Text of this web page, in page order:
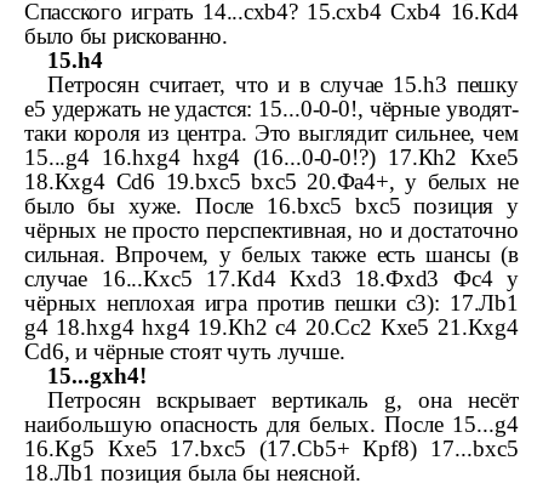
Спасского играть 14...cxb4? 15.cxb4Сxb4 16.Кd4
было бы рискованно.
15.h4
Петросян считает, что и в случае 15.h3 пешку
e5 удержать не удастся: 15...0-­0-­0!, чёрные уводят-
таки короля из центра. Это выглядит сильнее, чем
15...g4 16.hxg4 hxg4 (16...0-­0-­0!?) 17.Кh2 Кxe5
18.Кxg4 Сd6 19.bxc5bxc5 20.Фa4+, у белых не
было бы хуже. После 16.bxc5 bxc5 позиция у
чёрных не просто перспективная, но и достаточно
сильная. Впрочем, у белых также есть шансы (в
случае 16...Кxc5 17.Кd4Кxd3 18.Фxd3 Фc4 у
чёрных неплохая игра против пешки c3): 17.Лb1
g4 18.hxg4hxg4 19.Кh2c4 20.Сc2 Кxe5 21.Кxg4
Сd6, и чёрные стоят чуть лучше.
15...gxh4!
Петросян вскрывает вертикаль g, она несёт
наибольшую опасность для белых. После 15...g4
16.Кg5 Кxe5 17.bxc5 (17.Сb5+Крf8) 17...bxc5
18.Лb1 позиция была бы неясной.